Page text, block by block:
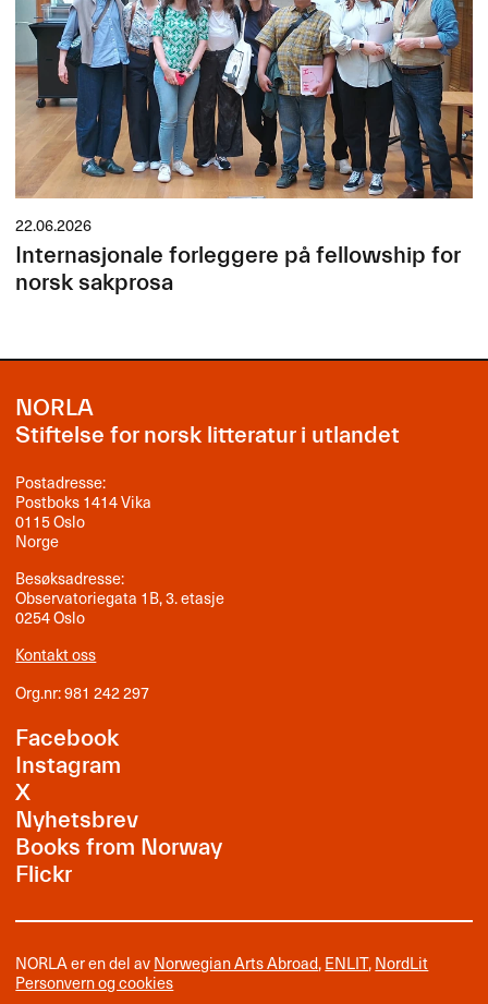
22.06.2026
Internasjonale forleggere på fellowship for
norsk sakprosa
NORLA
Stiftelse for norsk litteratur i utlandet
Postadresse:
Postboks 1414 Vika
0115 Oslo
Norge
Besøksadresse:
Observatoriegata 1B, 3. etasje
0254 Oslo
Kontakt oss
Org.nr: 981 242 297
Facebook
Instagram
X
Nyhetsbrev
Books from Norway
Flickr
NORLA er en del avNorwegian Arts Abroad,ENLIT,NordLit
Personvern og cookies